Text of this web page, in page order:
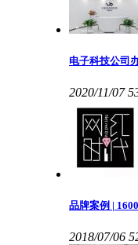
电子科技公司
2020/11/07
品牌案例 |
2018/07/06